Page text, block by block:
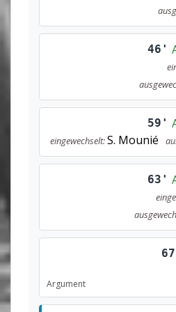
46'
59'
eingewechselt:S. Mounié
63'
Argument